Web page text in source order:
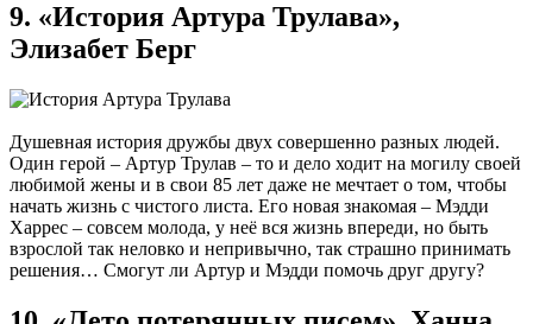
9. «История Артура Трулава»,
Элизабет Берг
Душевная история дружбы двух совершенно разных людей.
Один герой – Артур Трулав – то и дело ходит на могилу своей
любимой жены и в свои 85 лет даже не мечтает о том, чтобы
начать жизнь с чистого листа. Его новая знакомая – Мэдди
Харрес – совсем молода, у неё вся жизнь впереди, но быть
взрослой так неловко и непривычно, так страшно принимать
решения… Смогут ли Артур и Мэдди помочь друг другу?